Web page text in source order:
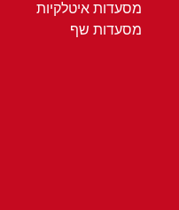
מסעדות איטלקיות
מסעדות שף